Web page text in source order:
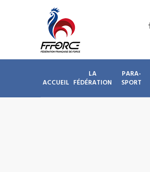
ACCUEIL
LA
FÉDÉRATION
PARA-
SPORT